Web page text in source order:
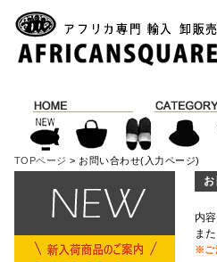
TOPページ > お問い合わせ(入力ページ)
内
ま
※ご